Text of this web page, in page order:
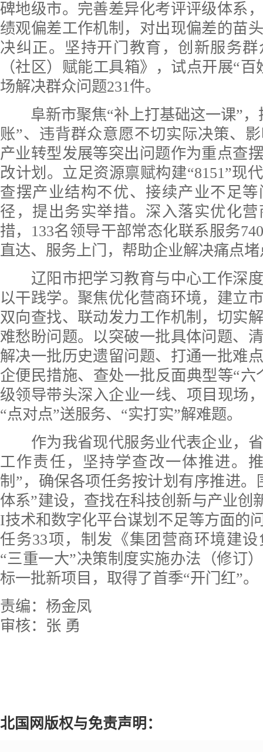
碑地级市。完善差异化考评评级体系
绩观偏差工作机制，对出现偏差的苗
决纠正。坚持开门教育，创新服务
（社区）赋能工具箱》，试点开展“
场解决群众问题231件。
阜新市聚焦“补上打基础这一课”，
账”、违背群众意愿不切实际决策、
产业转型发展等突出问题作为重点查
改计划。立足资源禀赋构建“8151”现
查摆产业结构不优、接续产业不足
径，提出务实举措。深入落实优化
措，133名领导干部常态化联系服务
直达、服务上门，帮助企业解决痛点
辽阳市把学习教育与中心工作深度
以干践学。聚焦优化营商环境，建立
双向查找、联动发力工作机制，切实
难愁盼问题。以突破一批具体问题、
解决一批历史遗留问题、打通一批难
企便民措施、查处一批反面典型等“六
级领导带头深入企业一线、项目现场
“点对点”送服务、“实打实”解难题。
作为我省现代服务业代表企业，省
工作责任，坚持学查改一体推进。
制”，确保各项任务按计划有序推进。
体系”建设，查找在科技创新与产业创
I技术和数字化平台谋划不足等方面的
任务33项，制发《集团营商环境建
“三重一大”决策制度实施办法（修订
标一批新项目，取得了首季“开门红”。
责编：杨金凤
审核：张 勇
北国网版权与免责声明：